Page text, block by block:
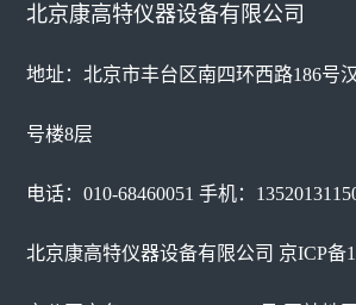
北京康高特仪器设备有限公司
地址：北京市丰台区南四环西路186号
号楼8层
电话：010-68460051 手机：
北京康高特仪器设备有限公司 京ICP备